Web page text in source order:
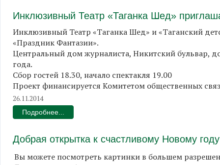
Инклюзивный Театр «Таганка Шед»
Инклюзивный Театр «Таганка Шед» и «Таганский
«Праздник Фантазии».
Центральный дом журналиста, Никитский бульвар,
года.
Сбор гостей 18.30, начало спектакля 19.00
Проект финансируется Комитетом общественных
26.11.2014
Подробнее...
Добрая открытка к счастливому Новому году
Вы можете посмотреть картинки в большем